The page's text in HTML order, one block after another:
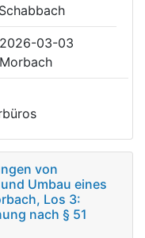
2026-03-03
Morbach
von
Umbau eines
Los 3:
nach § 51